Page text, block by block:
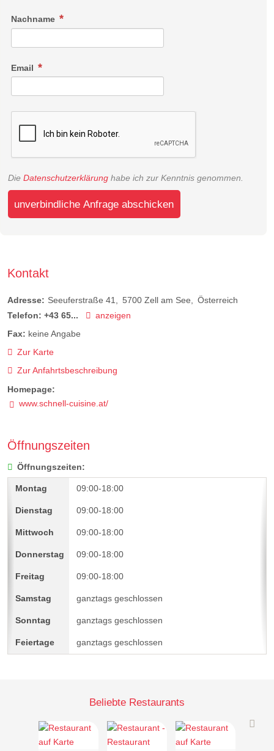
Nachname
Email
Die Datenschutzerklärung habe ich zur Kenntnis genommen.
unverbindliche Anfrage abschicken
Kontakt
Adresse: Seeuferstraße 41 5700 Zell am See
Österreich
Telefon: +43 65...
anzeigen
Fax: keine Angabe
Zur Karte
Zur Anfahrtsbeschreibung
Homepage:
www.schnell-cuisine.at/
Öffnungszeiten
Öffnungszeiten:
09:00-18:00
09:00-18:00
09:00-18:00
09:00-18:00
09:00-18:00
ganztags geschlossen
ganztags geschlossen
ganztags geschlossen
Beliebte Restaurants